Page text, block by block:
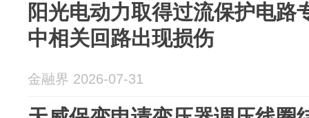
阳光电动力取得过流保护电路
中相关回路出现损伤
金融界 2026-07-31